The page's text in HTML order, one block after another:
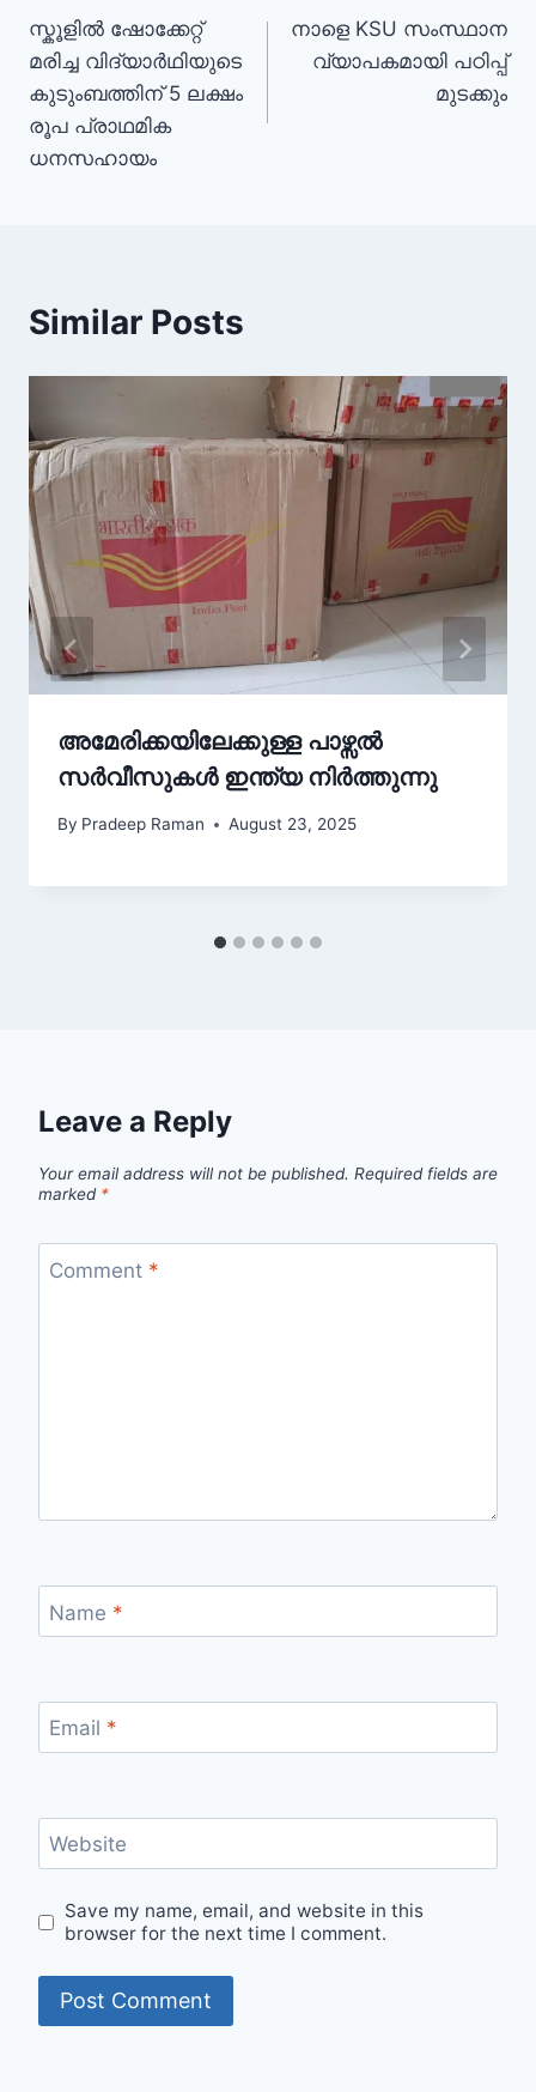
സ്കൂളിൽ ഷോക്കേറ്റ്
മരിച്ച വിദ്യാർഥിയുടെ
കുടുംബത്തിന് 5 ലക്ഷം
രൂപ പ്രാഥമിക
ധനസഹായം
നാളെ KSU സംസ്ഥാന
വ്യാപകമായി പഠിപ്പ്
മുടക്കും
Similar Posts
അമേരിക്കയിലേക്കുള്ള പാഴ്സൽ
സർവീസുകൾ ഇന്ത്യ നിർത്തുന്നു
By Pradeep Raman August 23, 2025
Leave a Reply
Your email address will not be published. Required fields are
marked *
Comment *
Name *
Email *
Website
Save my name, email, and website in this
browser for the next time I comment.